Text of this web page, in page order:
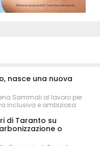
nasce una nuova
Sammali al lavoro per
inclusiva e ambiziosa
di Taranto su
o